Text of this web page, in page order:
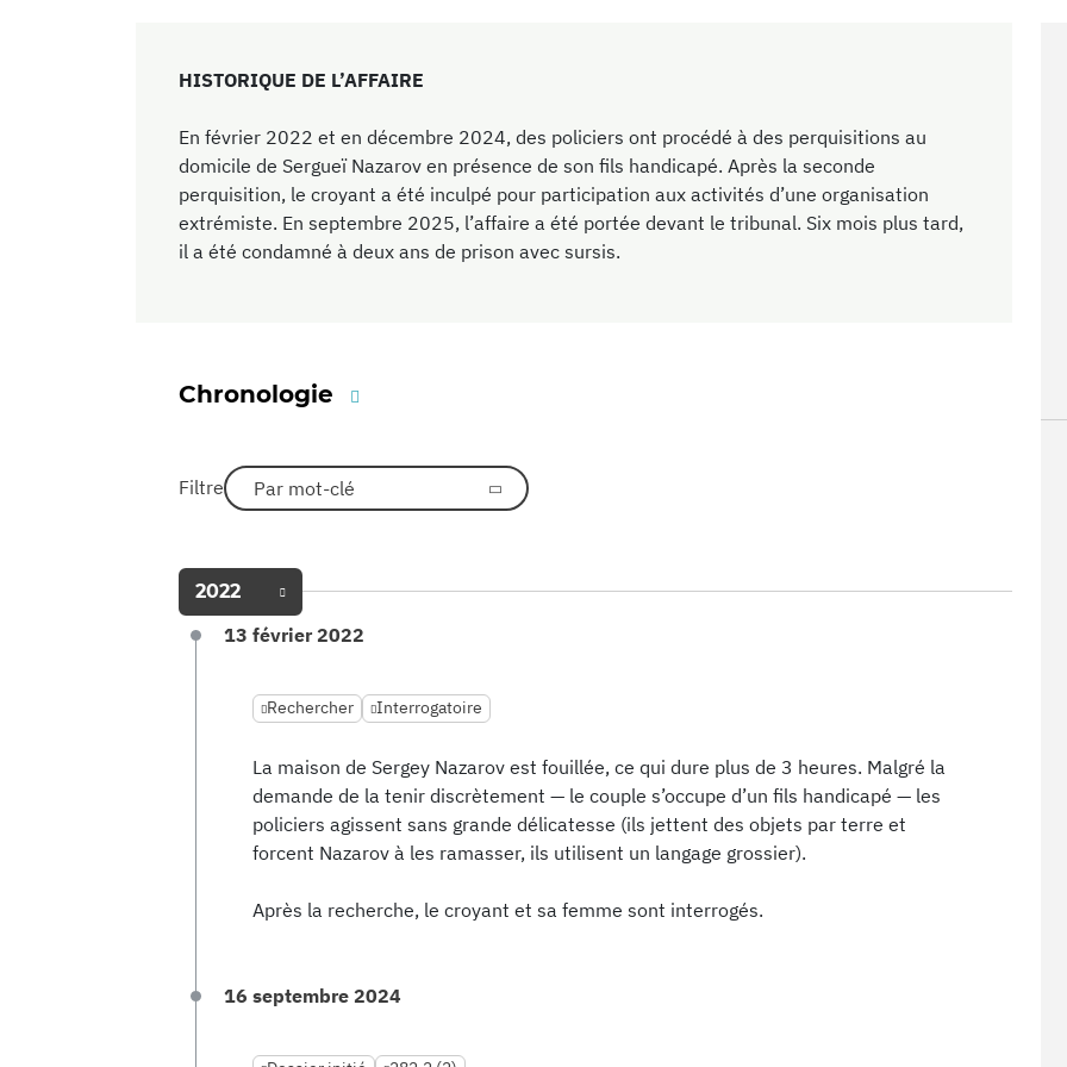
HISTORIQUE DE L’AFFAIRE
En février 2022 et en décembre 2024, des policiers ont procédé à des perquisitions au
domicile de Sergueï Nazarov en présence de son fils handicapé. Après la seconde
perquisition, le croyant a été inculpé pour participation aux activités d’une organisation
extrémiste. En septembre 2025, l’affaire a été portée devant le tribunal. Six mois plus tard,
il a été condamné à deux ans de prison avec sursis.
Chronologie
Filtre Par mot-clé
2022
13 février 2022
Rechercher Interrogatoire
La maison de Sergey Nazarov est fouillée, ce qui dure plus de 3 heures. Malgré la
demande de la tenir discrètement — le couple s’occupe d’un fils handicapé — les
policiers agissent sans grande délicatesse (ils jettent des objets par terre et
forcent Nazarov à les ramasser, ils utilisent un langage grossier).
Après la recherche, le croyant et sa femme sont interrogés.
16 septembre 2024